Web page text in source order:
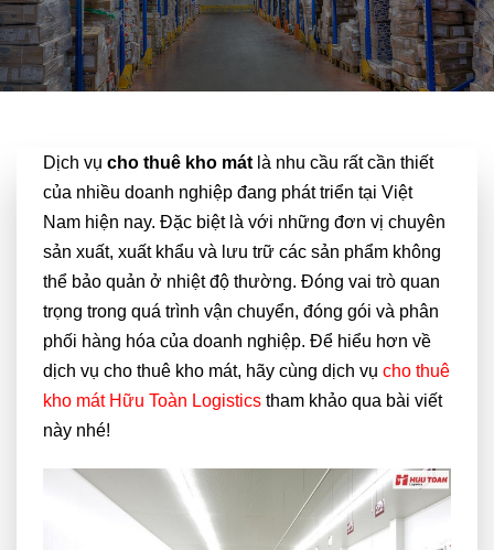
Dịch vụ cho thuê kho mát là nhu cầu rất cần thiết
của nhiều doanh nghiệp đang phát triển tại Việt
Nam hiện nay. Đặc biệt là với những đơn vị chuyên
sản xuất, xuất khẩu và lưu trữ các sản phẩm không
thể bảo quản ở nhiệt độ thường. Đóng vai trò quan
trọng trong quá trình vận chuyển, đóng gói và phân
phối hàng hóa của doanh nghiệp. Để hiểu hơn về
dịch vụ cho thuê kho mát, hãy cùng dịch vụ cho thuê
kho mát Hữu Toàn Logistics tham khảo qua bài viết
này nhé!